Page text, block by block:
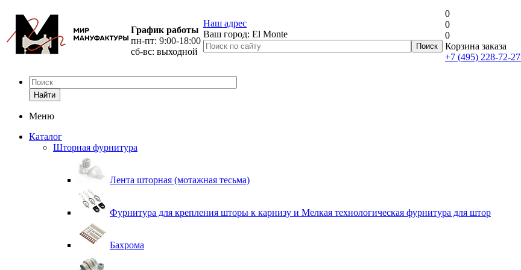
График работы
пн-пт: 9:00-18:00
сб-вс: выходной
Наш адрес
Ваш город: El Monte
0
0
0
Корзина заказа
+7 (495) 228-72-27
Найти
Меню
Каталог
Шторная фурнитура
Лента шторная (мотажная тесьма)
Фурнитура для крепления шторы к карнизу и Мелкая технологическая фурнитура для штор
Бахрома